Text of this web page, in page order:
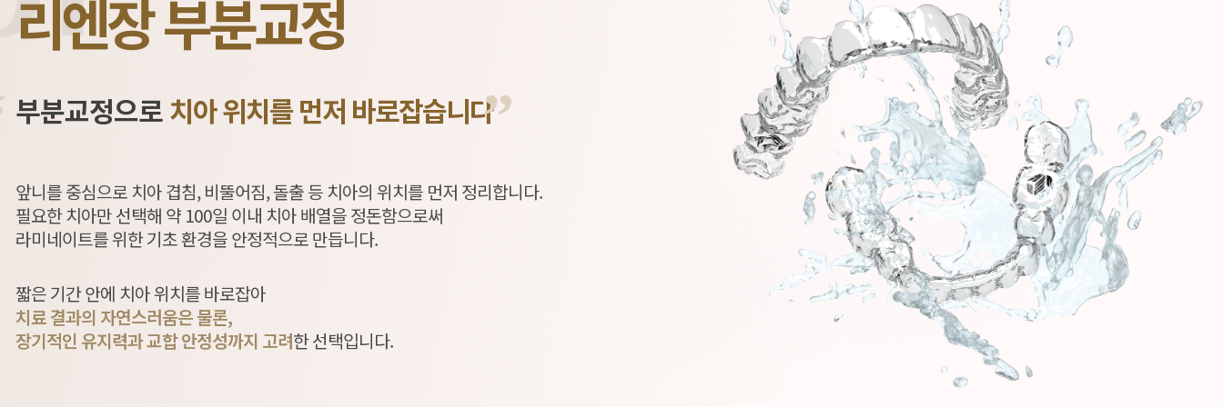
리엔장 부분교정
부분교정으로치아 위치를먼저 바로잡습니다”
앞니를 중심으로 치아 겹침, 비뚤어짐, 돌출 등 치아의 위치를 먼저 정리합니다.
필요한 치아만 선택해 약 100일 이내 치아 배열을 정돈함으로써
라미네이트를 위한 기초 환경을 안정적으로 만듭니다.
짧은 기간 안에 치아 위치를 바로잡아
치료 결과의 자연스러움은 물론,
장기적인 유지력과 교합 안정성까지 고려한 선택입니다.